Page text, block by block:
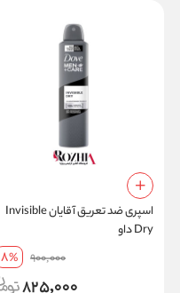
اسپری ضد تعریق آقایان Invisible
Dry داو
900,000
8%